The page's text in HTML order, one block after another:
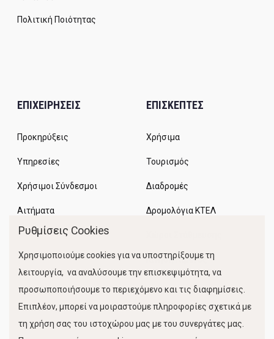
Πολιτική Ποιότητας
ΕΠΙΧΕΙΡΗΣΕΙΣ
Προκηρύξεις
Υπηρεσίες
Χρήσιμοι Σύνδεσμοι
Αιτήματα
ΕΠΙΣΚΕΠΤΕΣ
Χρήσιμα
Τουρισμός
Διαδρομές
Δρομολόγια ΚΤΕΛ
Κίνηση Λιμένος
Ρυθμίσεις Cookies
Χρησιμοποιούμε cookies για να υποστηρίξουμε τη
λειτουργία, να αναλύσουμε την επισκεψιμότητα, να
προσωποποιήσουμε το περιεχόμενο και τις διαφημίσεις.
Επιπλέον, μπορεί να μοιραστούμε πληροφορίες σχετικά με
τη χρήση σας του ιστοχώρου μας με του συνεργάτες μας.